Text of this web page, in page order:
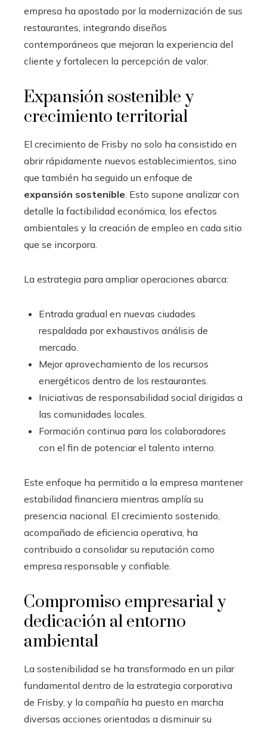
empresa ha apostado por la modernización de sus
restaurantes, integrando diseños
contemporáneos que mejoran la experiencia del
cliente y fortalecen la percepción de valor.
Expansión sostenible y
crecimiento territorial
El crecimiento de Frisby no solo ha consistido en
abrir rápidamente nuevos establecimientos, sino
que también ha seguido un enfoque de
expansión sostenible. Esto supone analizar con
detalle la factibilidad económica, los efectos
ambientales y la creación de empleo en cada sitio
que se incorpora.
La estrategia para ampliar operaciones abarca:
Entrada gradual en nuevas ciudades
respaldada por exhaustivos análisis de
mercado.
Mejor aprovechamiento de los recursos
energéticos dentro de los restaurantes.
Iniciativas de responsabilidad social dirigidas a
las comunidades locales.
Formación continua para los colaboradores
con el fin de potenciar el talento interno.
Este enfoque ha permitido a la empresa mantener
estabilidad financiera mientras amplía su
presencia nacional. El crecimiento sostenido,
acompañado de eficiencia operativa, ha
contribuido a consolidar su reputación como
empresa responsable y confiable.
Compromiso empresarial y
dedicación al entorno
ambiental
La sostenibilidad se ha transformado en un pilar
fundamental dentro de la estrategia corporativa
de Frisby, y la compañía ha puesto en marcha
diversas acciones orientadas a disminuir su